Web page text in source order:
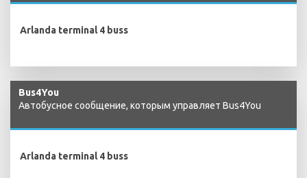
Arlanda terminal 4 buss
Bus4You
Автобусное сообщение, которым управляет Bus4You
Arlanda terminal 4 buss